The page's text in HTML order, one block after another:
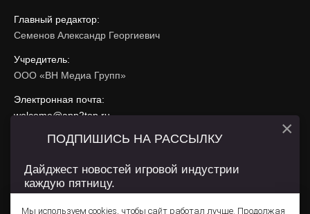
Главный редактор:
Семенов Александр Георгиевич
Учредитель:
ООО «ВН Медиа Групп»
Электронная почта:
welcome@app2top.ru
При использовании материалов активная ссылка на
Сайт использует IP адреса, cookie, данные геолокации
Мы используем cookies, чтобы сайт работал лучше. Продолжая
ПОДПИШИСЬ НА РАССЫЛКУ
Дайджест новостей игровой индустрии
каждую пятницу.
×